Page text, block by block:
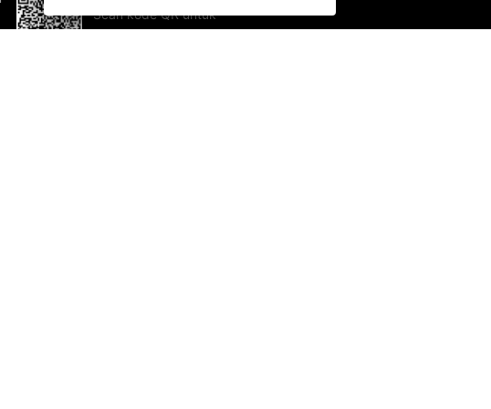
Scan kode QR untuk
mengunduh sekarang!